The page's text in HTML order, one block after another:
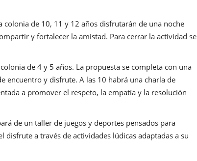
colonia de 10, 11 y 12 años disfrutarán de una noche
y fortalecer la amistad. Para cerrar la actividad se
de 4 y 5 años. La propuesta se completa con una
encuentro y disfrute. A las 10 habrá una charla de
a promover el respeto, la empatía y la resolución
de un taller de juegos y deportes pensados para
a través de actividades lúdicas adaptadas a su